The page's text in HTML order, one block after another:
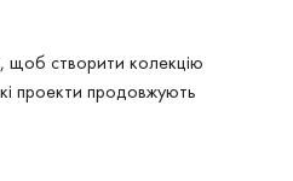
щоб створити колекцію
проекти продовжують